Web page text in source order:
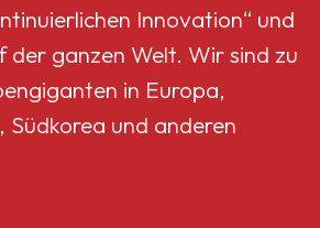
Innovation“ und
der ganzen Welt. Wir sind zu
in Europa,
und anderen